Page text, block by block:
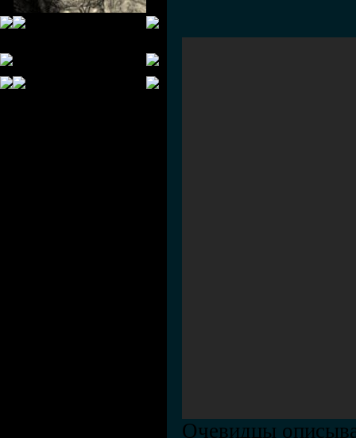
Очевидцы